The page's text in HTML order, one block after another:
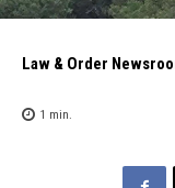
Law & Order
1 min.